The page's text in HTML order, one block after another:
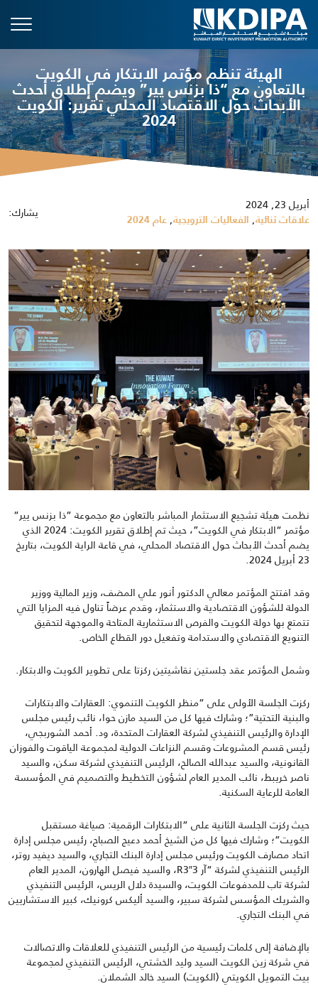
الهيئة تنظم مؤتمر الابتكار في الكويت
بالتعاون مع “ذا بزنس يير” ويضم إطلاق أحدث
الأبحاث حول الاقتصاد المحلي تقرير: الكويت
2024
أبريل 23, 2024
علاقات ثنائية, الفعاليات الترويجية, عام 2024 يشارك:
نظمت هيئة تشجيع الاستثمار المباشر بالتعاون مع مجموعة “ذا بزنس يير“
مؤتمر “الابتكار في الكويت”، حيث تم إطلاق تقرير الكويت:
الذي
يضم أحدث الأبحاث حول الاقتصاد المحلي، في قاعة الراية الكويت، بتاريخ
23 أبريل2024.
وقد افتتح المؤتمر معالي الدكتور أنور علي المضف، وزير المالية ووزير
الدولة للشؤون الاقتصادية والاستثمار، وقدم عرضاً تناول فيه المزايا التي
تتمتع بها دولة الكويت والفرص الاستثمارية المتاحة والموجهة لتحقيق
التنويع الاقتصادي والاستدامة وتفعيل دور القطاع الخاص.
وشمل المؤتمر عقدجلستين نقاشيتينركزتا علىتطوير الكويتوالابتكار.
ركزت الجلسة الأولى على “منظر الكويت التنموي: العقارات والابتكارات
والبنية التحتية”؛ وشارك فيها كل من السيدمازن حوا، نائب رئيس مجلس
الإدارة والرئيس التنفيذي لشركة العقارات المتحدة، ود. أحمد الشوربجي،
رئيس قسم المشروعات وقسم النزاعات الدولية لمجموعة الياقوت والفوزان
القانونية، والسيد عبدالله الصالح، الرئيس التنفيذي لشركة سكن، والسيد
ناصر خريبط، نائب المدير العام لشؤون التخطيط والتصميم في المؤسسة
العامة للرعاية السكنية.
حيث ركزت الجلسة الثانية على “الابتكارات الرقمية: صياغة مستقبل
الكويت”؛ وشارك فيها كل من الشيخ أحمد دعيج الصباح، رئيس مجلس إدارة
اتحاد مصارف الكويت ورئيس مجلس إدارة البنك التجاري، والسيد ديفيد روتر،
الرئيس التنفيذي لشركة “آر 3″R3
، والسيد فيصل الهارون، المدير العام
لشركة تاب للمدفوعات الكويت، والسيدة دلال الريس، الرئيس التنفيذي
والشريك المؤسس لشركة سبير، والسيد أليكس كرونيك، كبير الاستشاريين
في البنك التجاري.
بالإضافة إلى كلمات رئيسية من الرئيس التنفيذي للعلاقات والاتصالات
في شركة زين الكويت السيد وليد الخشتي، الرئيس التنفيذي لمجموعة
بيت التمويل الكويتي (الكويت) السيد خالد الشملان.